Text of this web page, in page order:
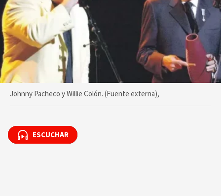
Johnny Pacheco y Willie Colón. (Fuente externa),
ESCUCHAR
ESCUCHAR